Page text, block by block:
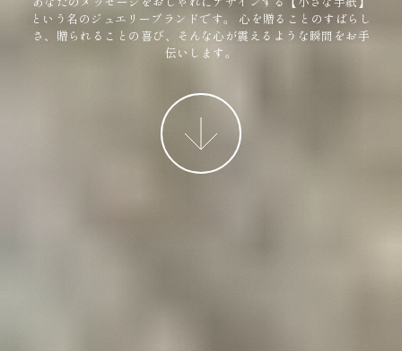
という名のジュエリーブランドです。
心を贈ることのすばらし
さ、贈られることの喜び、そんな心が震えるような瞬間をお手
伝いします。